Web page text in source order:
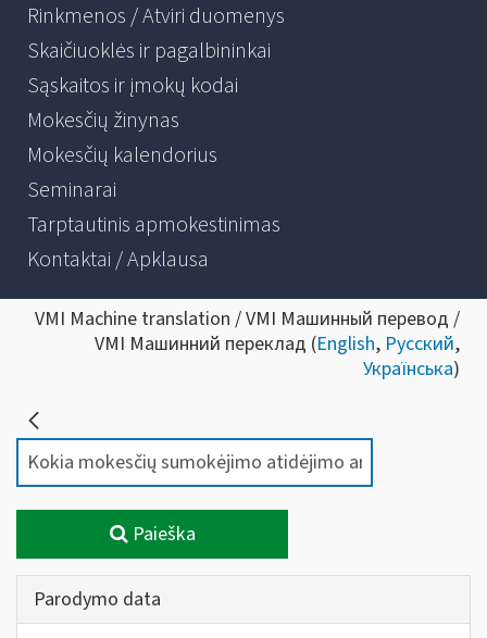
Rinkmenos / Atviri duomenys
Skaičiuoklės ir pagalbininkai
Sąskaitos ir įmokų kodai
Mokesčių žinynas
Mokesčių kalendorius
Seminarai
Tarptautinis apmokestinimas
Kontaktai / Apklausa
VMI Machine translation / VMI Машинный перевод /
VMI Машинний переклад (English, Русский,
Українська)
Paieška
Parodymo data